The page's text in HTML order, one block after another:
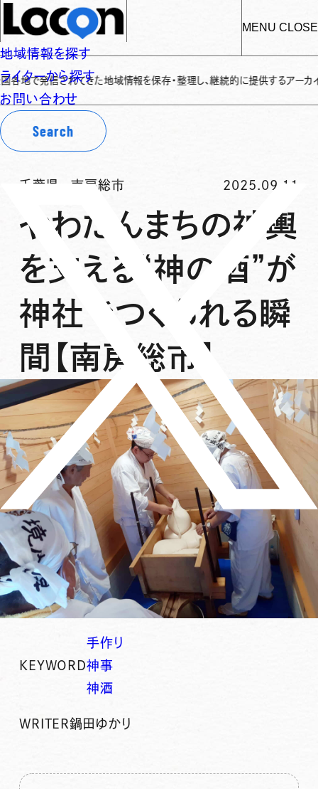
MENU CLOSE
地域情報を探す
ライターから探す
お問い合わせ
Search
れてきた地域情報を保存・整理し、継続的に提供するアーカイブサイトです
千葉県 -南房総市 2025.09.11
やわたんまちの神輿
を支える“神の酒”が
神社でつくられる瞬
間【南房総市】
KEYWORD
手作り
神事
神酒
WRITER鍋田ゆかり